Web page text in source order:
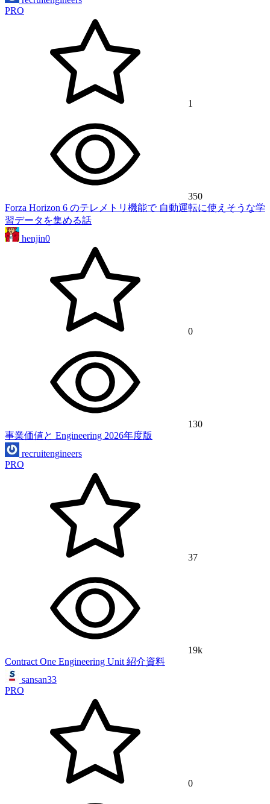
PRO
1
350
Forza Horizon 6 のテレメトリ機能で 自動運転に使えそうな学
習データを集める話
henjin0
0
130
事業価値と Engineering 2026年度版
recruitengineers
PRO
37
19k
Contract One Engineering Unit 紹介資料
sansan33
PRO
0